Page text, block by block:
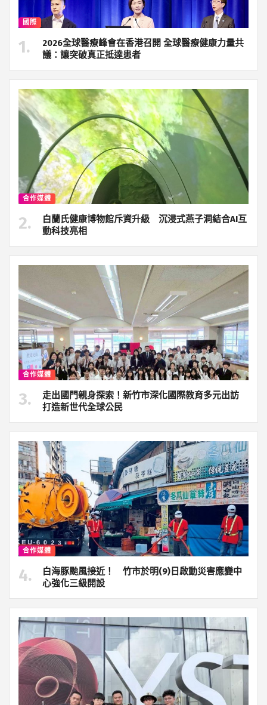
國際
2026全球醫療峰會在香港召開 全球醫療健康力量共
議：讓突破真正抵達患者
合作媒體
白蘭氏健康博物館斥資升級 沉浸式燕子洞結合AI互
動科技亮相
合作媒體
走出國門親身探索！新竹市深化國際教育多元出訪
打造新世代全球公民
合作媒體
白海豚颱風接近！ 竹市於明(9)日啟動災害應變中
心強化三級開設